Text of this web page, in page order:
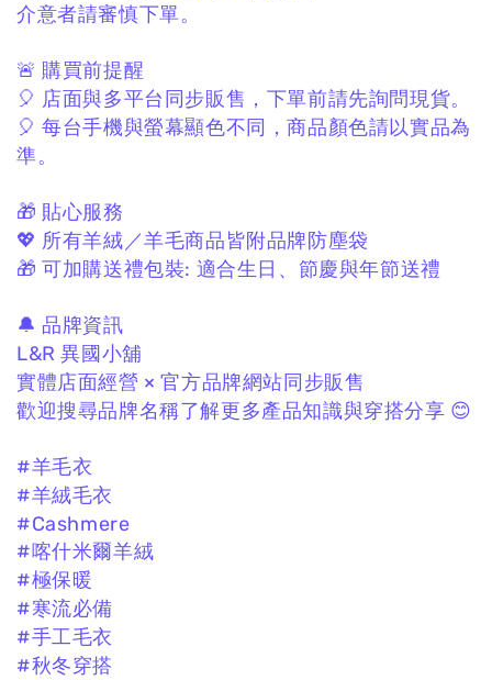
介意者請審慎下單。
🚨 購買前提醒
🎈 店面與多平台同步販售， 下單前請先詢問現貨。
🎈 每台手機與螢幕顯色不同，商品顏色請以實品為
準。
🎁 貼心服務
💖 所有羊絨／羊毛商品皆附品牌防塵袋
🎁 可加購送禮包裝: 適合生日、節慶與年節送禮
🔔 品牌資訊
L&R 異國小舖
實體店面經營 × 官方品牌網站同步販售
歡迎搜尋品牌名稱了解更多產品知識與穿搭分享 😊
#羊毛衣
#羊絨毛衣
#Cashmere
#喀什米爾羊絨
#極保暖
#寒流必備
#手工毛衣
#秋冬穿搭